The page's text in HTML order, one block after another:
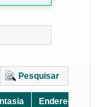
Pesquisar
Endereço